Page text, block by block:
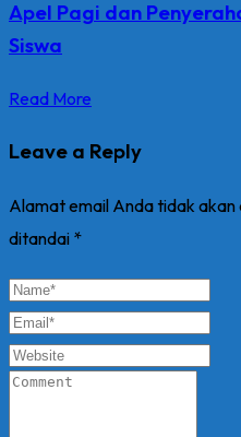
Apel Pagi dan
Siswa
Read More
Leave a Reply
Alamat email Anda tidak akan
ditandai *